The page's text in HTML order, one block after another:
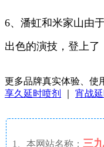
6、潘虹和米家山由
出色的演技，登上了
更多品牌真实体验、使
享久延时喷剂
宵战
1、本网站名称： 三